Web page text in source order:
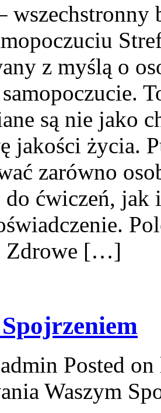
z myślą o
są nie jako
jakości życia.
zarówno
ćwiczeń, jak
Zdrowe […]
Posted
Waszym